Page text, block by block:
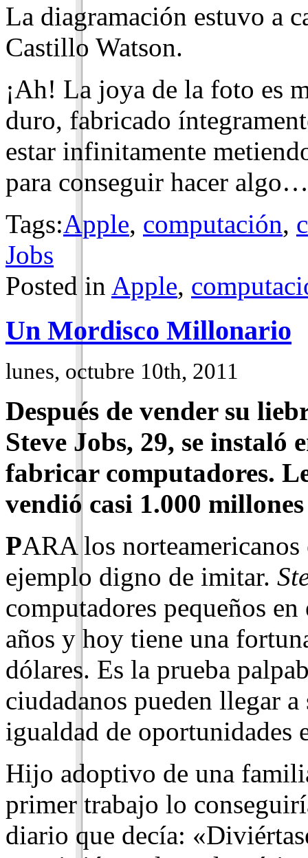
La diagramación estuvo a
Castillo Watson.
¡Ah! La joya de la foto es
duro, fabricado
estar infinitamente
para conseguir hacer algo…
Tags:Apple, computación,
Jobs
Posted in Apple,
Un Mordisco Millonario
lunes, octubre 10th, 2011
Después de vender su
Steve Jobs, 29, se instaló
fabricar computadores.
vendió casi 1.000
PARA los
ejemplo digno de imitar.
computadores pequeños
años y hoy tie­ne una
dólares. Es la prueba
ciudadanos pueden llegar
igualdad de oportunidades
Hijo adoptivo de una
primer trabajo lo
diario que decía: